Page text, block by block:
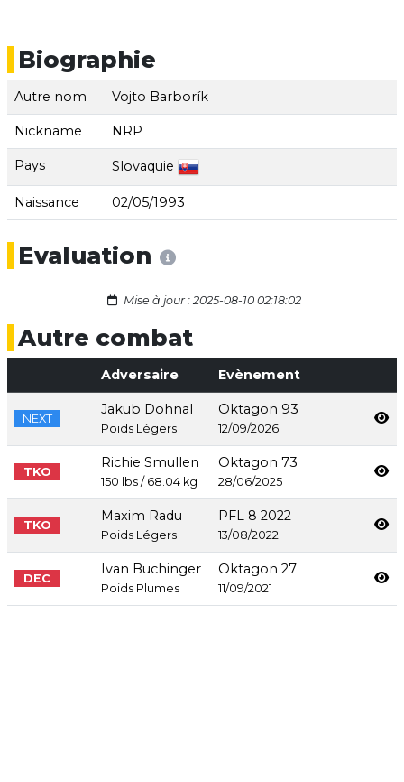
Biographie
Autre nom Vojto Barborík
Nickname NRP
Pays Slovaquie
Naissance 02/05/1993
Evaluation
Mise à jour : 2025-08-10 02:18:02
Autre combat
Adversaire Evènement
NEXT
Jakub Dohnal
Poids Légers
Oktagon 93
12/09/2026
TKO
Richie Smullen
150 lbs / 68.04 kg
Oktagon 73
28/06/2025
TKO
Maxim Radu
Poids Légers
PFL 8 2022
13/08/2022
DEC
Ivan Buchinger
Poids Plumes
Oktagon 27
11/09/2021